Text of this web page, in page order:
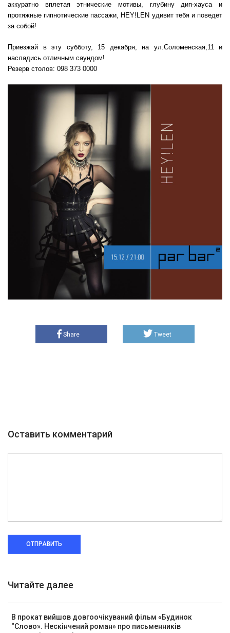
аккуратно вплетая этнические мотивы, глубину дип-хауса и
протяжные гипнотические пассажи, HEY!LEN удивит тебя и поведет
за собой!
Приезжай в эту субботу, 15 декабря, на ул.Соломенская,11 и
насладись отличным саундом!
Резерв столов: 098 373 0000
Share Tweet
Оставить комментарий
ОТПРАВИТЬ
Читайте далее
В прокат вийшов довгоочікуваний фільм «Будинок
“Слово». Нескінчений роман» про письменників